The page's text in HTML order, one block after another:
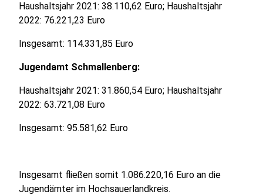
Haushaltsjahr 2021: 38.110,62 Euro; Haushaltsjahr
2022: 76.221,23 Euro
Insgesamt: 114.331,85 Euro
Jugendamt Schmallenberg:
Haushaltsjahr 2021: 31.860,54 Euro; Haushaltsjahr
2022: 63.721,08 Euro
Insgesamt: 95.581,62 Euro
Insgesamt fließen somit 1.086.220,16 Euro an die
Jugendämter im Hochsauerlandkreis.